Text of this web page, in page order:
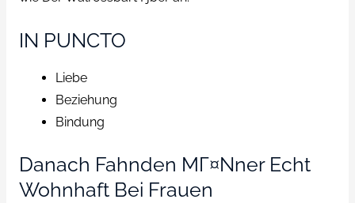
IN PUNCTO
Liebe
Beziehung
Bindung
Danach Fahnden MГ¤nner Echt
Wohnhaft Bei Frauen